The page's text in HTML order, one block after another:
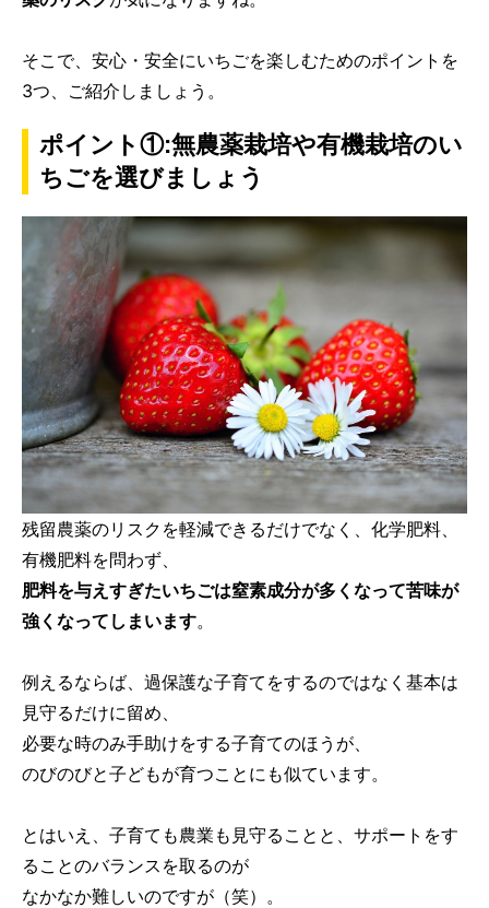
そこで、安心・安全にいちごを楽しむためのポイントを
3つ、ご紹介しましょう。
ポイント①:無農薬栽培や有機栽培のい
ちごを選びましょう
残留農薬のリスクを軽減できるだけでなく、化学肥料、
有機肥料を問わず、
肥料を与えすぎたいちごは窒素成分が多くなって苦味が
強くなってしまいます。
例えるならば、過保護な子育てをするのではなく基本は
見守るだけに留め、
必要な時のみ手助けをする子育てのほうが、
のびのびと子どもが育つことにも似ています。
とはいえ、子育ても農業も見守ることと、サポートをす
ることのバランスを取るのが
なかなか難しいのですが（笑）。